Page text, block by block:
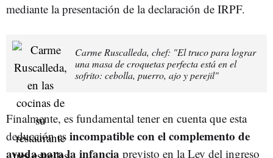
mediante la presentación de la declaración de IRPF.
Carme Ruscalleda, chef: "El truco para lograr
una masa de croquetas perfecta está en el
sofrito: cebolla, puerro, ajo y perejil"
Finalmente, es fundamental tener en cuenta que esta
deducción es incompatible con el complemento de
ayuda para la infancia previsto en la Ley del ingreso